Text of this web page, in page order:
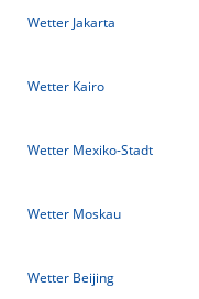
Wetter Jakarta
Wetter Kairo
Wetter Mexiko-Stadt
Wetter Moskau
Wetter Beijing